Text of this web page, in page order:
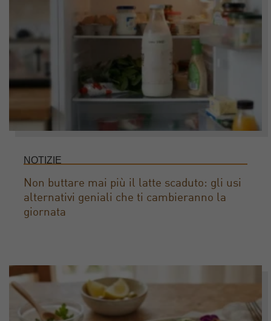
NOTIZIE
Non buttare mai più il latte scaduto: gli usi
alternativi geniali che ti cambieranno la
giornata